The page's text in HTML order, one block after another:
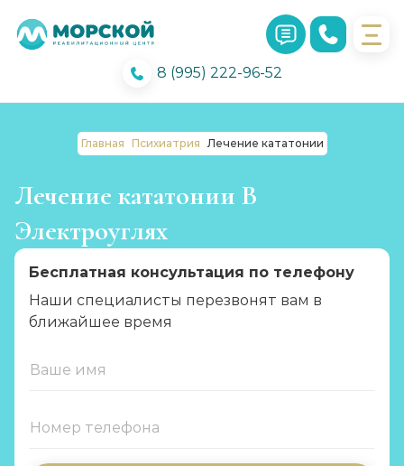
8 (995) 222-96-52
Главная Психиатрия Лечение кататонии
Лечение кататонии В
Электроуглях
Бесплатная консультация по телефону
Наши специалисты перезвонят вам в
ближайшее время